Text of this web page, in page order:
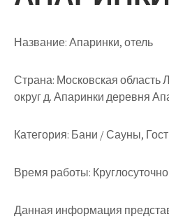
Название:Апаринки, отель
Страна: Московская область
округ д. Апаринки деревня
Категория: Бани / Сауны,
Время работы: Круглосуточно
Данная информация